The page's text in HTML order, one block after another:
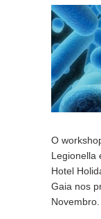
O
Legionella
Hotel
Gaia nos
Novembro.